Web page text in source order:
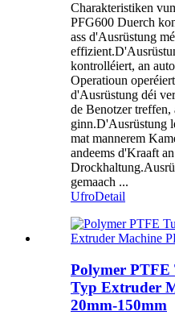
Charakteristiken
PFG600 Duerch
ass d'Ausrüstung
kontrolléiert, an
Operatioun
d'Ausrüstung déi
de Benotzer
ginn.D'Ausrüstung
mat mannerem
andeems d'Kraaft
gemaach ...
UfroDetail
Polymer PTFE
Typ Extruder
20mm-150mm